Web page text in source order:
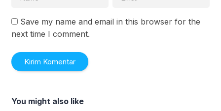
Save my name and email in this browser for the
next time I comment.
You might also like